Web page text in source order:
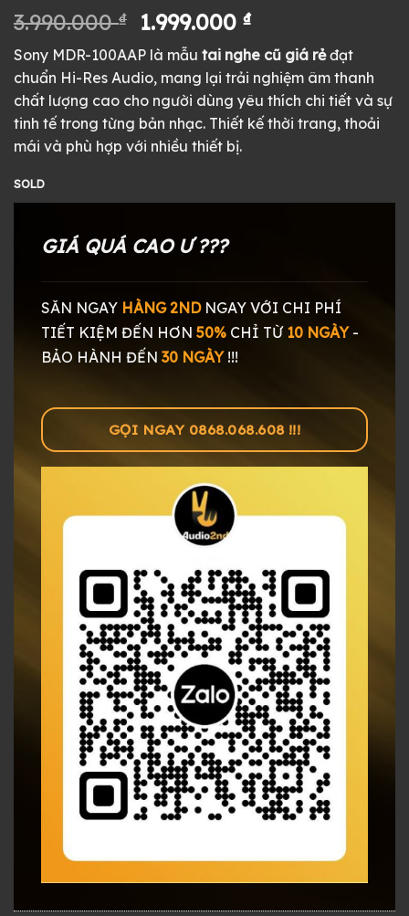
3.990.000₫
Giá
gốc
là:
3.990.000 ₫.
1.999.000₫Giá
hiện
tại
là:
1.999.000 ₫.
Sony MDR-100AAP là mẫu tai nghe cũ giá rẻđạt
chuẩn Hi-Res Audio, mang lại trải nghiệm âm thanh
chất lượng cao cho người dùng yêu thích chi tiết và sự
tinh tế trong từng bản nhạc. Thiết kế thời trang, thoải
mái và phù hợp với nhiều thiết bị.
SOLD
GIÁ QUÁ CAO Ư ???
SĂN NGAY HÀNG 2NDNGAY VỚI CHI PHÍ
TIẾT KIỆM ĐẾN HƠN 50% CHỈ TỪ 10 NGÀY-
BẢO HÀNH ĐẾN 30 NGÀY!!!
GỌI NGAY 0868.068.608 !!!